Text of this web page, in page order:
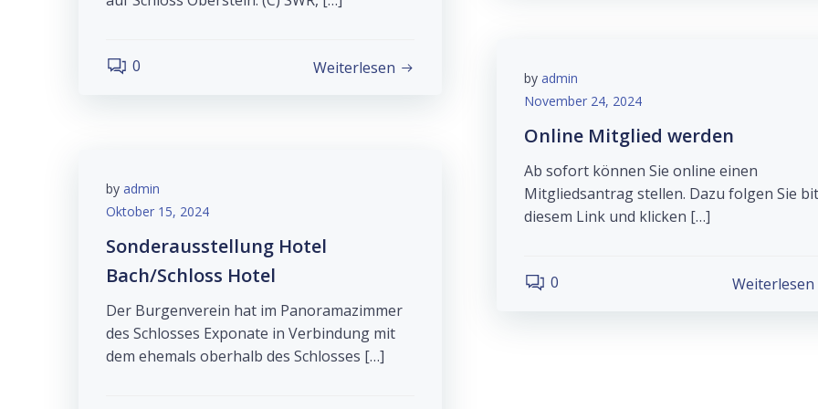
0 Weiterlesen
byadmin
November 24, 2024
Online Mitglied werden
Ab sofort können Sie online einen
Mitgliedsantrag stellen. Dazu folgen Sie
diesem Link und klicken […]
0 Weiterlesen
by admin
Oktober 15, 2024
Sonderausstellung Hotel
Bach/Schloss Hotel
Der Burgenverein hat im Panoramazimmer
des Schlosses Exponate in Verbindung mit
dem ehemals oberhalb des Schlosses […]